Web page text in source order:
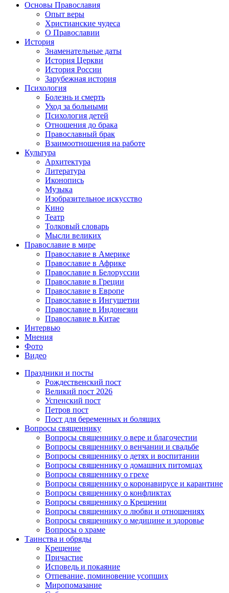
Основы Православия
Опыт веры
Христианские чудеса
О Православии
История
Знаменательные даты
История Церкви
История России
Зарубежная история
Психология
Болезнь и смерть
Уход за больными
Психология детей
Отношения до брака
Православный брак
Взаимоотношения на работе
Культура
Архитектура
Литература
Иконопись
Музыка
Изобразительное искусство
Кино
Театр
Толковый словарь
Мысли великих
Православие в мире
Православие в Америке
Православие в Африке
Православие в Белоруссии
Православие в Греции
Православие в Европе
Православие в Ингушетии
Православие в Индонезии
Православие в Китае
Интервью
Мнения
Фото
Видео
Праздники и посты
Рождественский пост
Великий пост 2026
Успенский пост
Петров пост
Пост для беременных и болящих
Вопросы священнику
Вопросы священнику о вере и благочестии
Вопросы священнику о венчании и свадьбе
Вопросы священнику о детях и воспитании
Вопросы священнику о домашних питомцах
Вопросы священнику о грехе
Вопросы священнику о коронавирусе и карантине
Вопросы священнику о конфликтах
Вопросы священнику о Крещении
Вопросы священнику о любви и отношениях
Вопросы священнику о медицине и здоровье
Вопросы о храме
Таинства и обряды
Крещение
Причастие
Исповедь и покаяние
Отпевание, поминовение усопших
Миропомазание